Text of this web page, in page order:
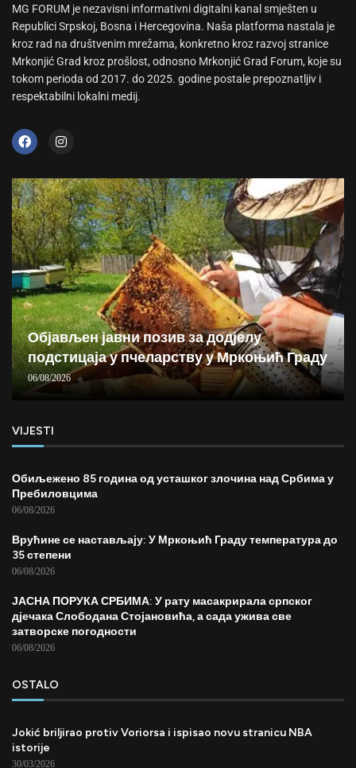
MG FORUM je nezavisni informativni digitalni kanal smješten u
Republici Srpskoj, Bosna i Hercegovina. Naša platforma nastala je
kroz rad na društvenim mrežama, konkretno kroz razvoj stranice
Mrkonjić Grad kroz prošlost, odnosno Mrkonjić Grad Forum, koje su
tokom perioda od 2017. do 2025. godine postale prepoznatljiv i
respektabilni lokalni medij.
Објављен јавни позив за додјелу
подстицаја у пчеларству у Мркоњић Граду
06/08/2026
VIJESTI
Обиљежено 85 година од усташког злочина над Србима у
Пребиловцима
06/08/2026
Врућине се настављају: У Мркоњић Граду температура до
35 степени
06/08/2026
ЈАСНА ПОРУКА СРБИМА: У рату масакрирала српског
дјечака Слободана Стојановића, а сада ужива све
затворске погодности
06/08/2026
OSTALO
Jokić briljirao protiv Voriorsa i ispisao novu stranicu NBA
istorije
30/03/2026